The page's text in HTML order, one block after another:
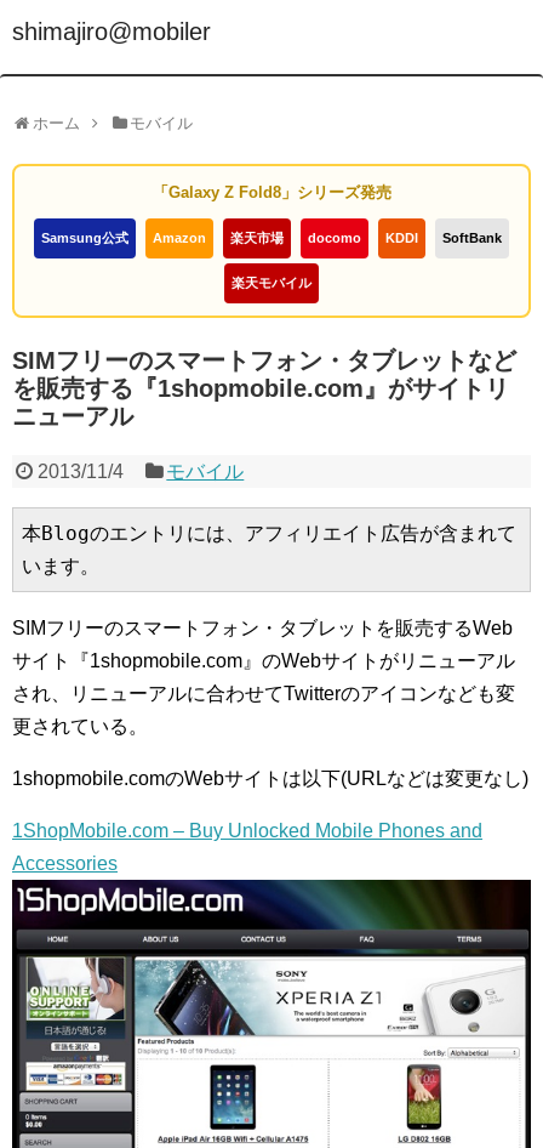
shimajiro@mobiler
ホーム モバイル
「Galaxy Z Fold8」シリーズ発売
Samsung公式 Amazon 楽天市場 docomo KDDI SoftBank
楽天モバイル
SIMフリーのスマートフォン・タブレットなど
を販売する『1shopmobile.com』がサイトリ
ニューアル
2013/11/4 モバイル
本Blogのエントリには、アフィリエイト広告が含まれて
います。
SIMフリーのスマートフォン・タブレットを販売するWeb
サイト『1shopmobile.com』のWebサイトがリニューアル
され、リニューアルに合わせてTwitterのアイコンなども変
更されている。
1shopmobile.comのWebサイトは以下(URLなどは変更なし)
1ShopMobile.com – Buy Unlocked Mobile Phones and
Accessories